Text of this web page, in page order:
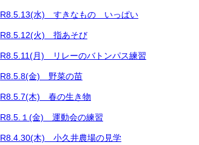
R8.5.13(水) すきなもの いっぱい
R8.5.12(火) 指あそび
R8.5.11(月) リレーのバトンパス練習
R8.5.8(金) 野菜の苗
R8.5.7(木) 春の生き物
R8.5.１(金) 運動会の練習
R8.4.30(木) 小久井農場の見学